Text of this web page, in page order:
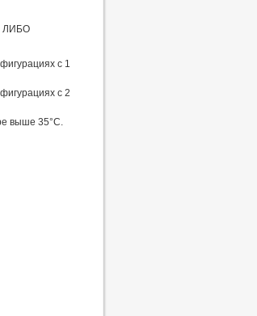
ЛИБО
с 1
с 2
выше 35°C.